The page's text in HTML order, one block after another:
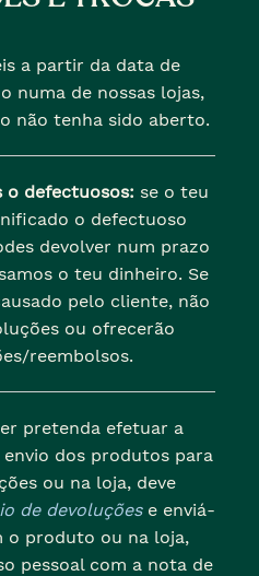
a partir da data de
numa de nossas lojas,
não tenha sido aberto.
o defectuosos: se o teu
o defectuoso
devolver num prazo
o teu dinheiro. Se
pelo cliente, não
ou ofrecerão
reembolsos.
pretenda efetuar a
dos produtos para
ou na loja, deve
de devoluçõese enviá-
o produto ou na loja,
pessoal com a nota de